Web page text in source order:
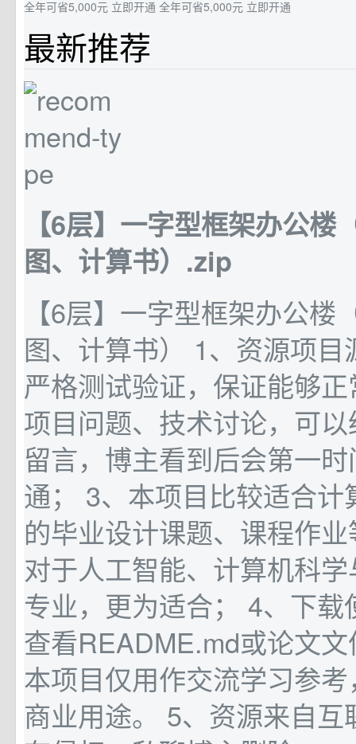
全年可省5,000元 立即开通 全年可省5,000元 立即开通
最新推荐
【6层】一字型框架办公楼
图、计算书）.zip
【6层】一字型框架办公楼
图、计算书） 1、资源项目
严格测试验证，保证能够
项目问题、技术讨论，可
留言，博主看到后会第一
通； 3、本项目比较适合计
的毕业设计课题、课程作
对于人工智能、计算机科
专业，更为适合； 4、下载
查看README.md或论文
本项目仅用作交流学习参
商业用途。 5、资源来自互